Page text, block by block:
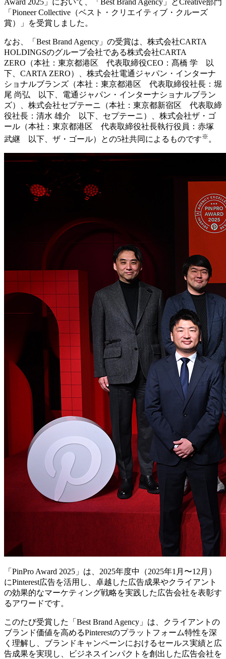
「Pioneer Collective（ベスト・クリエイティブ・クルーズ
賞）」を受賞しました。
なお、「Best Brand Agency」の受賞は、株式会社CARTA
HOLDINGSのグループ会社である株式会社CARTA
ZERO（本社：東京都港区 代表取締役CEO：髙橋 学 以
下、CARTA ZERO）、株式会社電通ジャパン・インターナ
ショナルブランズ（本社：東京都港区 代表取締役社長：堀
尾 尚弘 以下、電通ジャパン・インターナショナルブラン
ズ）、株式会社セプテーニ（本社：東京都新宿区 代表取締
役社長：清水 雄介 以下、セプテーニ）、株式会社ザ・ゴ
ール（本社：東京都港区 代表取締役社長執行役員：赤塚
武継 以下、ザ・ゴール）との5社共同によるものです ※ 。
「PinPro Award 2025」は、2025年度中（2025年1月〜12月）
にPinterest広告を活用し、卓越した広告成果やクライアント
の効果的なマーケティング戦略を実践した広告会社を表彰す
るアワードです。
このたび受賞した「Best Brand Agency」は、クライアントの
ブランド価値を高めるPinterestのプラットフォーム特性を深
く理解し、ブランドキャンペーンにおけるセールス実績と広
告成果を実現し、ビジネスインパクトを創出した広告会社を